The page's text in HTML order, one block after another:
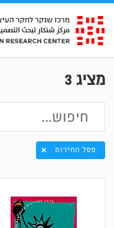
מציג 3
פסל החירות